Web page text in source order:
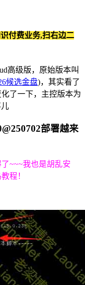
付费业务,扫右边二
高级版，原始版本叫
候选金盘)，其实看了
了一下，主控版本为
儿
部署越来
~~~我也是胡乱安
程！